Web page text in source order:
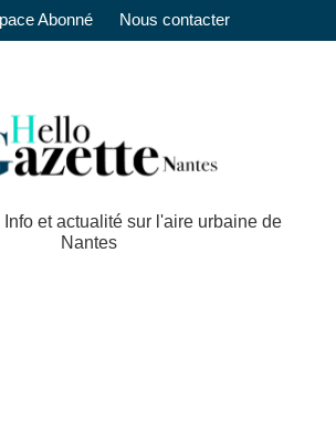
Abonné Nous contacter
et actualité sur l'aire urbaine de
Nantes